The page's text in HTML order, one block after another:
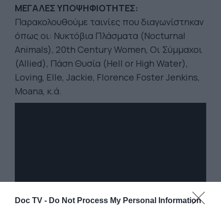
Doc TV - Do Not Process My Personal Information
ΜΕΓΑΛΕΣ ΥΠΟΨΗΦΙΟΤΗΤΕΣ:
Παρακολουθούμε ταινίες που διαγωνίστηκαν
όπως οι: Νυκτόβια Πλάσματα (Nocturnal
Animals), 20th Century Women, Οι Σύμμαχοι
(Allied), Πάση Θυσία (Hell or High Water),
Loving, Elle, Jackie, Florence Foster Jenkins,
Moana, κ.ά.